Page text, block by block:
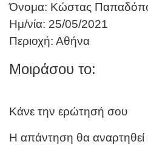
Όνομα: Κώστας
Ημ/νία: 25/05/2021
Περιοχή: Αθήνα
Μοιράσου το:
Κάνε την ερώτησή σου
Η απάντηση θα αναρτηθεί